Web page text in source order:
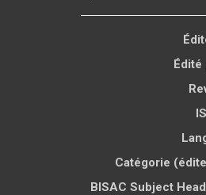
Édité
Catégorie
BISAC Subject